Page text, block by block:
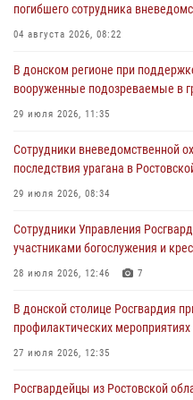
погибшего сотрудника
04 августа 2026, 08:22
В донском регионе при
вооруженные подозреваемые в
29 июля 2026, 11:35
Сотрудники вневедомственной
последствия урагана в
29 июля 2026, 08:34
Сотрудники Управления
участниками богослужения и
28 июля 2026, 12:46 7
В донской столице Росгвардия
профилактических
27 июля 2026, 12:35
Росгвардейцы из Ростовской